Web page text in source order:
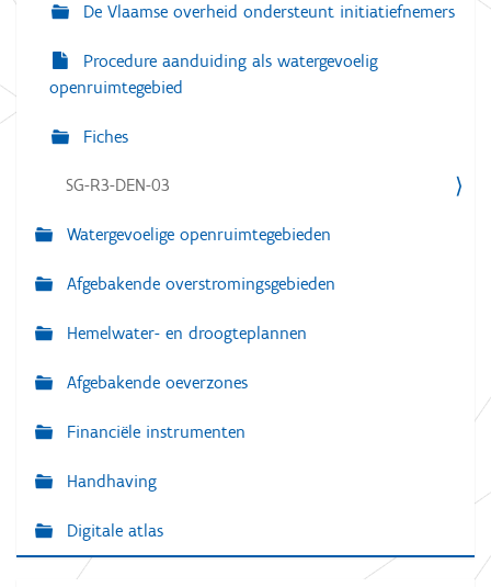
De Vlaamse overheid ondersteunt initiatiefnemers
Procedure aanduiding als watergevoelig
openruimtegebied
Fiches
SG-R3-DEN-03
Watergevoelige openruimtegebieden
Afgebakende overstromingsgebieden
Hemelwater- en droogteplannen
Afgebakende oeverzones
Financiële instrumenten
Handhaving
Digitale atlas